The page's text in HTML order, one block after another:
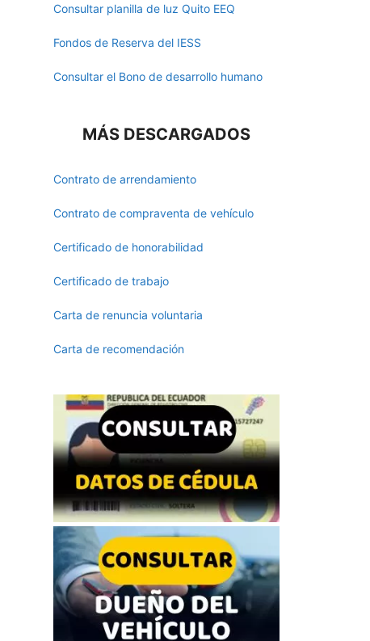
Consultar planilla de luz Quito EEQ
Fondos de Reserva del IESS
Consultar el Bono de desarrollo humano
MÁS DESCARGADOS
Contrato de arrendamiento
Contrato de compraventa de vehículo
Certificado de honorabilidad
Certificado de trabajo
Carta de renuncia voluntaria
Carta de recomendación